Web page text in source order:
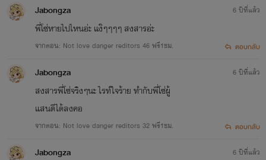
Jabongza
พี่โซ่หายไปไหนอ่ะ แง๊ๆๆๆๆ สงสารอ่ะ
จากตอน: Not love danger reditors 46 ฟรี1ชม.
6 ปีที่แล้ว
ตอบกลับ
Jabongza
สงสารพี่โซ่จริงๆนะ ไรท์ใจร้าย ทำกับพี่โซ่ผู้
แสนดีได้ลงคอ
จากตอน: Not love danger reditors 32 ฟรี1ชม.
6 ปีที่แล้ว
ตอบกลับ
Jabongza 6 ปีที่แล้ว